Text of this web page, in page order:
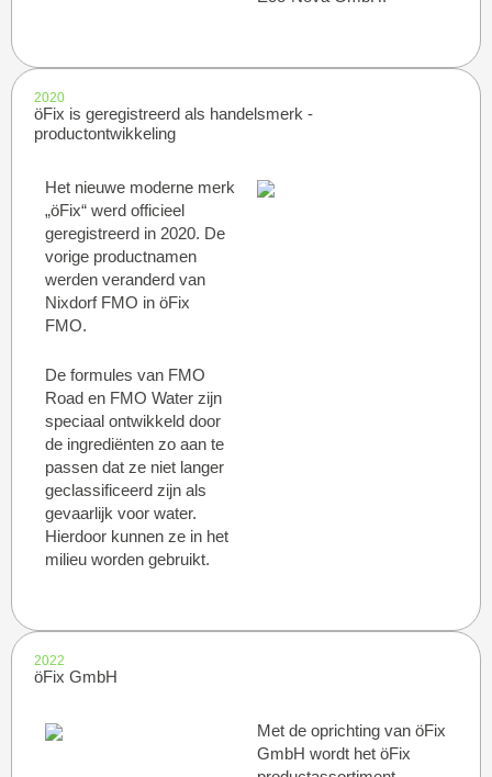
2020
öFix is geregistreerd als handelsmerk -
productontwikkeling
Het nieuwe moderne merk
„öFix“ werd officieel
geregistreerd in 2020. De
vorige productnamen
werden veranderd van
Nixdorf FMO in öFix
FMO.
De formules van FMO
Road en FMO Water zijn
speciaal ontwikkeld door
de ingrediënten zo aan te
passen dat ze niet langer
geclassificeerd zijn als
gevaarlijk voor water.
Hierdoor kunnen ze in het
milieu worden gebruikt.
2022
öFix GmbH
Met de oprichting van öFix
GmbH wordt het öFix